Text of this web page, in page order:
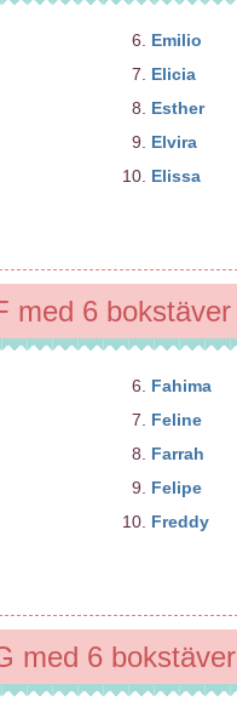
Emilio
Elicia
Esther
Elvira
Elissa
med 6 bokstäver
Fahima
Feline
Farrah
Felipe
Freddy
med 6 bokstäver